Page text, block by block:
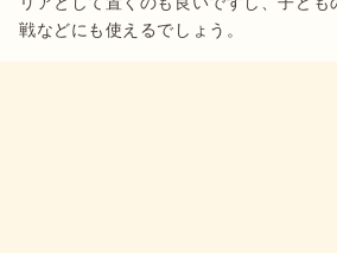
戦などにも使えるでしょう。